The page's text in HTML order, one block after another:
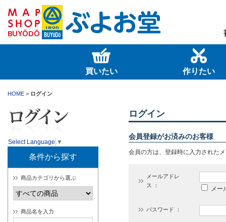
買いたい 作りたい
HOME > ログイン
Select Language ▼
条件から探す
商品カテゴリから選ぶ
商品名を入力
ログイン
会員登録がお済みのお客様
会員の方は、登録時に入力された
メールアドレ
ス ：
メー
パスワード ：